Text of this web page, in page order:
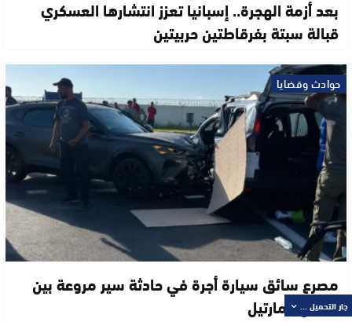
بعد أزمة الهجرة.. إسبانيا تعزز انتشارها العسكري
قبالة سبتة بفرقاطتين حربيتين
حوادث وقضايا
مصرع سائق سيارة أجرة في حادثة سير مروعة بين
تطوان ومارتيل
جار التحميل ...